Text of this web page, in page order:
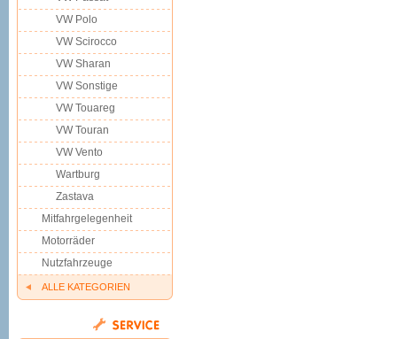
VW Polo
VW Scirocco
VW Sharan
VW Sonstige
VW Touareg
VW Touran
VW Vento
Wartburg
Zastava
Mitfahrgelegenheit
Motorräder
Nutzfahrzeuge
ALLE KATEGORIEN